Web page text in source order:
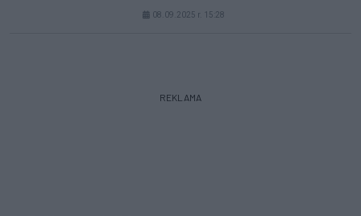
08.09.2025 r. 15:28
REKLAMA